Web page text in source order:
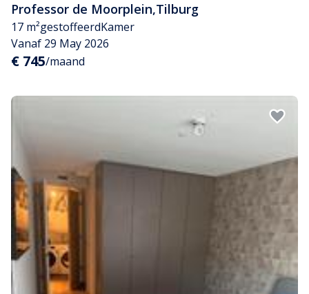
Professor de Moorplein,Tilburg
17 m²gestoffeerdKamer
Vanaf 29 May 2026
€ 745/maand